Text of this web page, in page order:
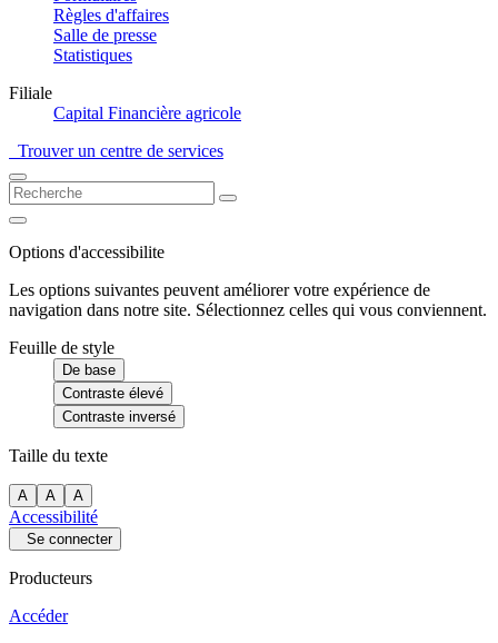
Règles d'affaires
Salle de presse
Statistiques
Filiale
Capital Financière agricole
Trouver un centre de services
Options d'accessibilite
Les options suivantes peuvent améliorer votre expérience de
navigation dans notre site. Sélectionnez celles qui vous conviennent.
Feuille de style
De base
Contraste élevé
Contraste inversé
Taille du texte
A A A
Accessibilité
Se connecter
Producteurs
Accéder